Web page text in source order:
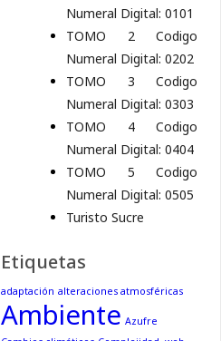
Numeral Digital: 0101
TOMO 2 Codigo
Numeral Digital: 0202
TOMO 3 Codigo
Numeral Digital: 0303
TOMO 4 Codigo
Numeral Digital: 0404
TOMO 5 Codigo
Numeral Digital: 0505
Turisto Sucre
Etiquetas
adaptación alteraciones atmosféricas
Ambiente Azufre